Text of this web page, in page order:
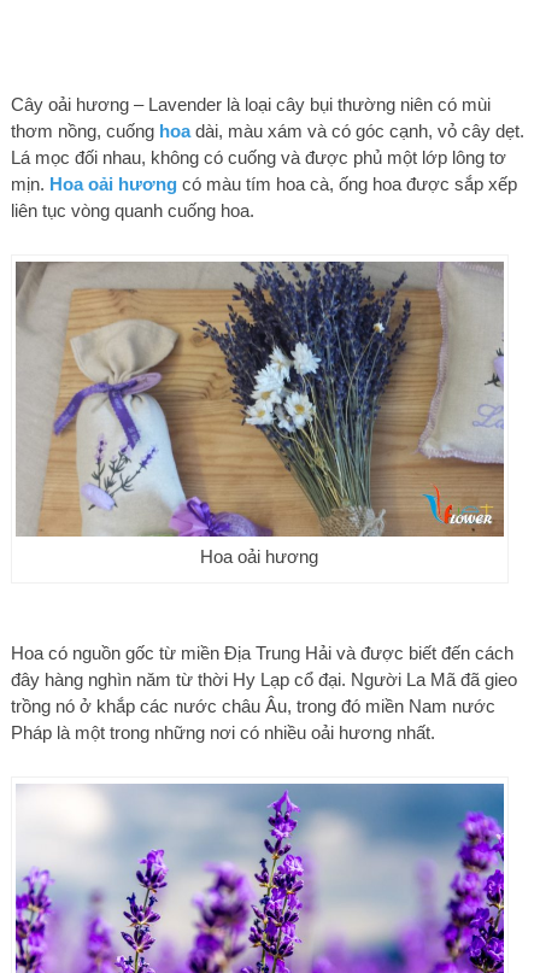
Cây oải hương – Lavender là loại cây bụi thường niên có mùi
thơm nồng, cuống hoadài, màu xám và có góc cạnh, vỏ cây dẹt.
Lá mọc đối nhau, không có cuống và được phủ một lớp lông tơ
mịn. Hoa oải hươngcó màu tím hoa cà, ống hoa được sắp xếp
liên tục vòng quanh cuống hoa.
Hoa oải hương
Hoa có nguồn gốc từ miền Địa Trung Hải và được biết đến cách
đây hàng nghìn năm từ thời Hy Lạp cổ đại. Người La Mã đã gieo
trồng nó ở khắp các nước châu Âu, trong đó miền Nam nước
Pháp là một trong những nơi có nhiều oải hương nhất.